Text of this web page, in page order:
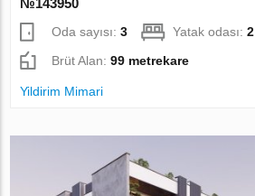
№143950
Oda sayısı:3 Yatak odası:2
Brüt Alan:99 metrekare
Yildirim Mimari